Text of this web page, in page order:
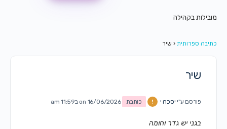
מובילות בקהילה
כתיבה ספרותית ‹ שיר
שיר
פורסם ע"ייסכה י כותבת on 16/06/2026 ב11:59 am
בגני יש גדר וחומה